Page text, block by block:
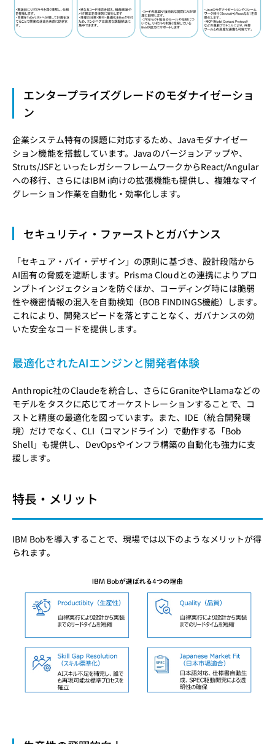
エンタープライズグレードのモダナイゼーショ
ン
企業システム特有の課題に対応するため、Javaモダナイゼー
ション機能を搭載しています。Javaのバージョンアップや、
Struts/JSFといったレガシーフレームワークからReact/Angular
への移行、さらにはIBM i向けの拡張機能も提供し、複雑なマイ
グレーション作業を自動化・効率化します。
セキュリティ・ファーストとガバナンス
「セキュア・バイ・デザイン」の原則に基づき、設計段階から
AI固有の脅威を遮断します。Prisma Cloudとの連携によりプロ
ンプトインジェクションを防ぐほか、コーディング時には脆弱
性や機密情報の混入を自動検知（BOB FINDINGS機能）します。
これにより、開発スピードを落とすことなく、ガバナンスの効
いた安全なコードを提供します。
最適化されたAIエンジンと開発者体験
Anthropic社のClaudeを統合し、さらにGraniteやLlamaなどの
モデルをタスクに応じてオーケストレーションすることで、コ
ストと精度の最適化を図っています。また、IDE（統合開発環
境）だけでなく、CLI（コマンドライン）で動作する「Bob
Shell」も提供し、DevOpsやインフラ構築の自動化も強力に支
援します。
特長・メリット
IBM Bobを導入することで、現場では以下のようなメリットが得
られます。